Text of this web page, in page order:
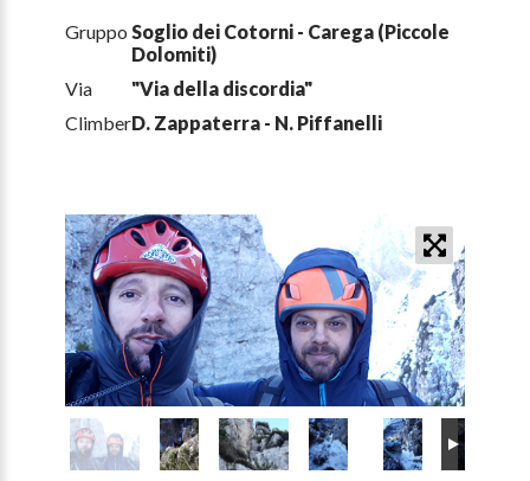
Gruppo Soglio dei Cotorni - Carega (Piccole
Dolomiti)
Via
"Via della discordia"
ClimberD. Zappaterra - N. Piffanelli